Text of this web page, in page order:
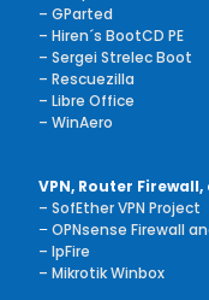
– GParted
– Hiren´s BootCD PE
– Sergei Strelec Boot
– Rescuezilla
– Libre Office
– WinAero
VPN, Router Firewall,
– SofEther VPN Project
–OPNsense Firewall
– IpFire
– Mikrotik Winbox